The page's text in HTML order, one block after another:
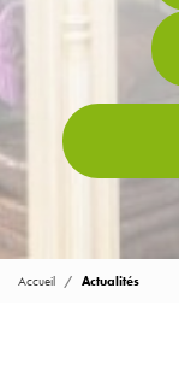
Accueil Actualités